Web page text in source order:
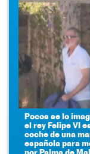
Pocos se lo
el rey Felipe VI
coche de una
española para